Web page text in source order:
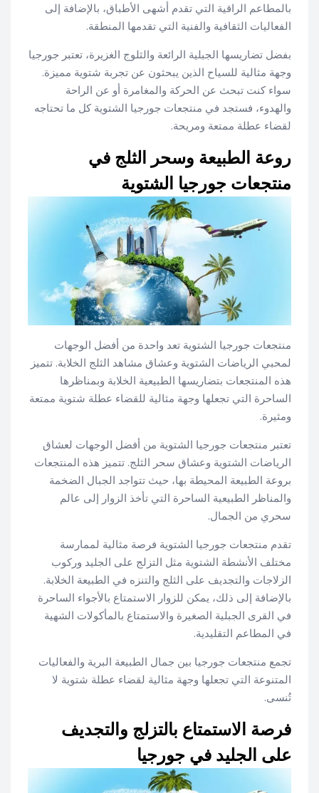
بالمطاعم الراقية التي تقدم أشهى الأطباق، بالإضافة إلى
الفعاليات الثقافية والفنية التي تقدمها المنطقة.
بفضل تضاريسها الجبلية الرائعة والثلوج الغزيرة، تعتبر جورجيا
وجهة مثالية للسياح الذين يبحثون عن تجربة شتوية مميزة.
سواء كنت تبحث عن الحركة والمغامرة أو عن الراحة
والهدوء، فستجد في منتجعات جورجيا الشتوية كل ما تحتاجه
لقضاء عطلة ممتعة ومريحة.
روعة الطبيعة وسحر الثلج في
منتجعات جورجيا الشتوية
منتجعات جورجيا الشتوية تعد واحدة من أفضل الوجهات
لمحبي الرياضات الشتوية وعشاق مشاهد الثلج الخلابة. تتميز
هذه المنتجعات بتضاريسها الطبيعية الخلابة وبمناظرها
الساحرة التي تجعلها وجهة مثالية للقضاء عطلة شتوية ممتعة
ومثيرة.
تعتبر منتجعات جورجيا الشتوية من أفضل الوجهات لعشاق
الرياضات الشتوية وعشاق سحر الثلج. تتميز هذه المنتجعات
بروعة الطبيعة المحيطة بها، حيث تتواجد الجبال الضخمة
والمناظر الطبيعية الساحرة التي تأخذ الزوار إلى عالم
سحري من الجمال.
تقدم منتجعات جورجيا الشتوية فرصة مثالية لممارسة
مختلف الأنشطة الشتوية مثل التزلج على الجليد وركوب
الزلاجات والتجديف على الثلج والتنزه في الطبيعة الخلابة.
بالإضافة إلى ذلك، يمكن للزوار الاستمتاع بالأجواء الساحرة
في القرى الجبلية الصغيرة والاستمتاع بالمأكولات الشهية
في المطاعم التقليدية.
تجمع منتجعات جورجيا بين جمال الطبيعة البرية والفعاليات
المتنوعة التي تجعلها وجهة مثالية لقضاء عطلة شتوية لا
تُنسى.
فرصة الاستمتاع بالتزلج والتجديف
على الجليد في جورجيا